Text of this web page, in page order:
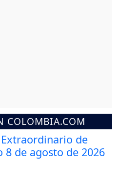
COLOMBIA.COM